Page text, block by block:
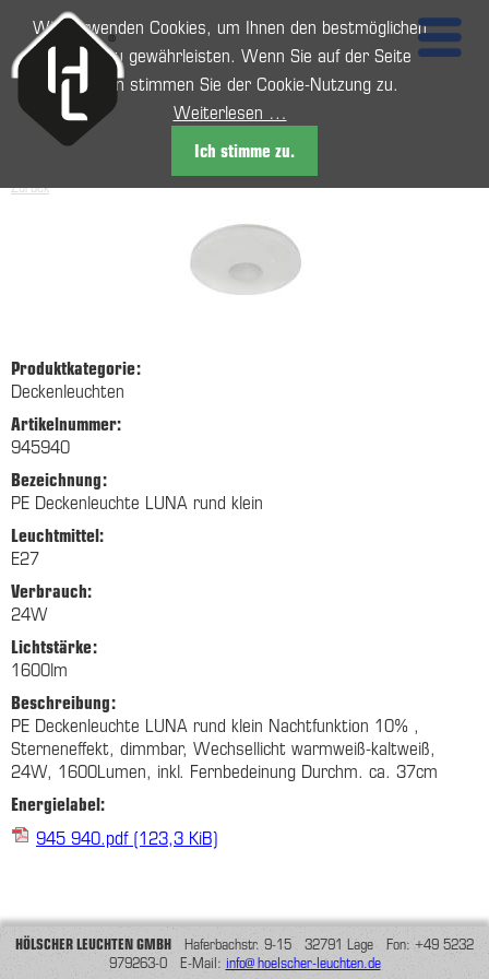
Produktkategorie:
Deckenleuchten
Artikelnummer:
945940
Bezeichnung:
PE Deckenleuchte LUNA rund klein
Leuchtmittel:
E27
Verbrauch:
24W
Lichtstärke:
1600lm
Beschreibung:
PE Deckenleuchte LUNA rund klein Nachtfunktion 10% ,
Sterneneffekt, dimmbar, Wechsellicht warmweiß-kaltweiß,
24W, 1600Lumen, inkl. Fernbedeinung Durchm. ca. 37cm
Energielabel:
945 940.pdf(123,3 KiB)
Zurück
HÖLSCHER LEUCHTEN GMBH Haferbachstr. 9-15 32791 Lage Fon: +49 5232
979263-0 E-Mail: info@hoelscher-leuchten.de
Wir verwenden Cookies, um Ihnen den bestmöglichen
Service zu gewährleisten. Wenn Sie auf der Seite
weitersurfen stimmen Sie der Cookie-Nutzung zu.
Weiterlesen …
Ich stimme zu.